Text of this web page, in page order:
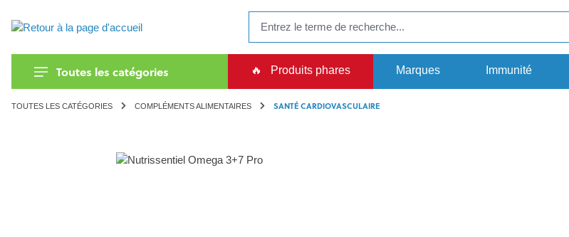
Toutes les catégories 🔥 Produits phares Marques Immunité
TOUTES LES CATÉGORIES COMPLÉMENTS ALIMENTAIRES SANTÉ CARDIOVASCULAIRE
Ignorer la galerie d'images